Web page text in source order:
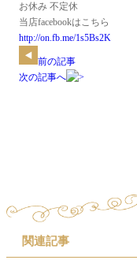
お休み 不定休
当店facebookはこちら
http://on.fb.me/1s5Bs2K
前の記事
次の記事へ
関連記事